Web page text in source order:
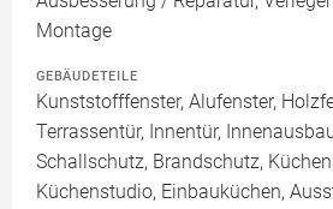
Montage
GEBÄUDETEILE
Kunststofffenster, Alufenster,
Terrassentür, Innentür,
Schallschutz, Brandschutz,
Küchenstudio, Einbauküchen,